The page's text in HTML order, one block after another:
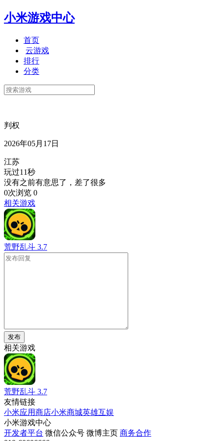
小米游戏中心
首页
云游戏
排行
分类
判权
2026年05月17日
江苏
玩过11秒
没有之前有意思了，差了很多
0次浏览 0
相关游戏
荒野乱斗 3.7
发布
相关游戏
荒野乱斗 3.7
友情链接
小米应用商店小米商城英雄互娱
小米游戏中心
开发者平台 微信公众号 微博主页 商务合作